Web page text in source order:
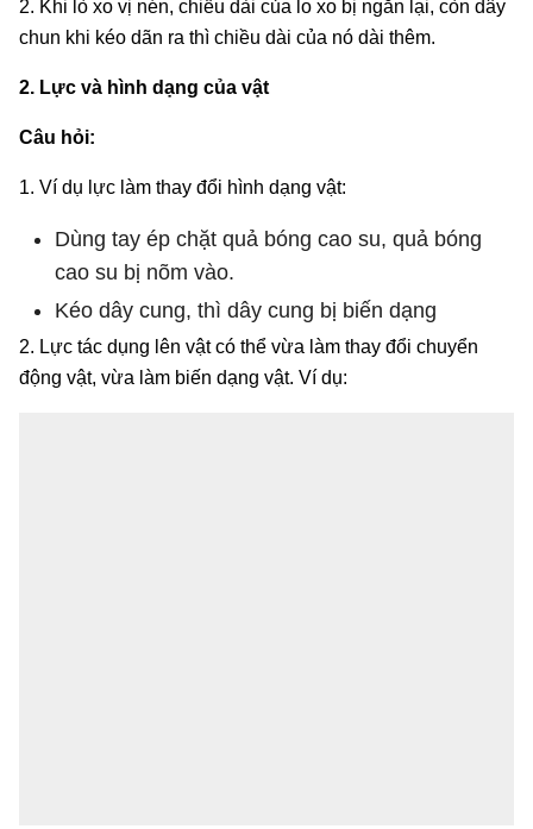
2. Khi lò xo vị nén, chiều dài của lo xo bị ngắn lại, còn dây
chun khi kéo dãn ra thì chiều dài của nó dài thêm.
2. Lực và hình dạng của vật
Câu hỏi:
1. Ví dụ lực làm thay đổi hình dạng vật:
Dùng tay ép chặt quả bóng cao su, quả bóng
cao su bị nõm vào.
Kéo dây cung, thì dây cung bị biến dạng
2. Lực tác dụng lên vật có thể vừa làm thay đổi chuyển
động vật, vừa làm biến dạng vật. Ví dụ: